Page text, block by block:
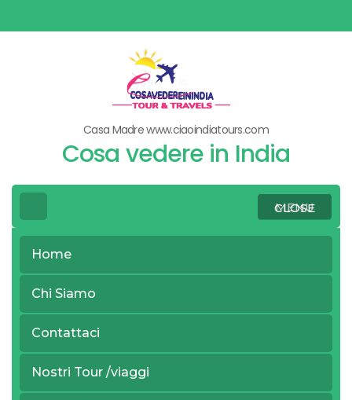
to
Casa Madre www.ciaoindiatours.com
Cosa vedere in India
MENU
CLOSE
Home
Chi Siamo
Contattaci
Nostri Tour /viaggi
>
Tour del Sud e
Nord India